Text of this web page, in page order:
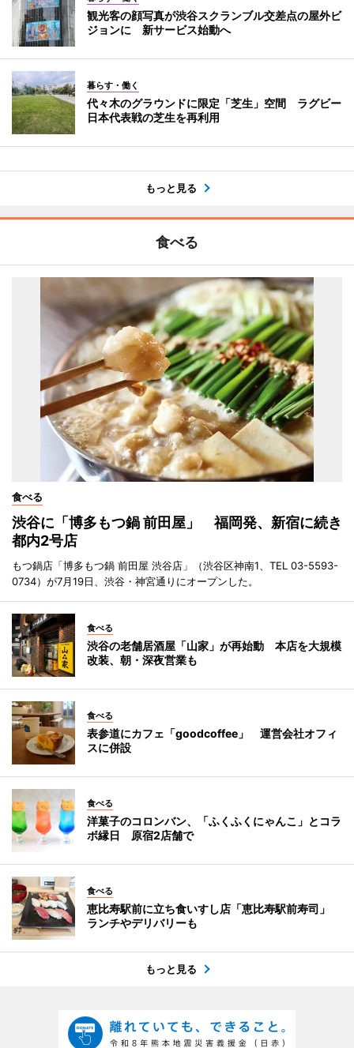
観光客の顔写真が渋谷スクランブル交差点の屋外ビ
ジョンに 新サービス始動へ
暮らす・働く
代々木のグラウンドに限定「芝生」空間 ラグビー
日本代表戦の芝生を再利用
もっと見る
食べる
食べる
渋谷に「博多もつ鍋 前田屋」 福岡発、新宿に続き
都内2号店
もつ鍋店「博多もつ鍋 前田屋 渋谷店」（渋谷区神南1、TEL 03-5593-
0734）が7月19日、渋谷・神宮通りにオープンした。
食べる
渋谷の老舗居酒屋「山家」が再始動 本店を大規模
改装、朝・深夜営業も
食べる
表参道にカフェ「goodcoffee」 運営会社オフィ
スに併設
食べる
洋菓子のコロンバン、「ふくふくにゃんこ」とコラ
ボ縁日 原宿2店舗で
食べる
恵比寿駅前に立ち食いすし店「恵比寿駅前寿司」
ランチやデリバリーも
もっと見る